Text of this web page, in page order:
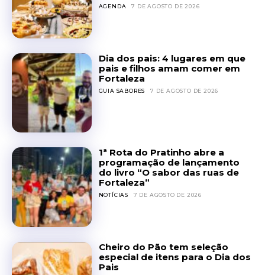
AGENDA 7 DE AGOSTO DE 2026
Dia dos pais: 4 lugares em que
pais e filhos amam comer em
Fortaleza
GUIA SABORES 7 DE AGOSTO DE 2026
1ª Rota do Pratinho abre a
programação de lançamento
do livro “O sabor das ruas de
Fortaleza”
NOTÍCIAS 7 DE AGOSTO DE 2026
Cheiro do Pão tem seleção
especial de itens para o Dia dos
Pais